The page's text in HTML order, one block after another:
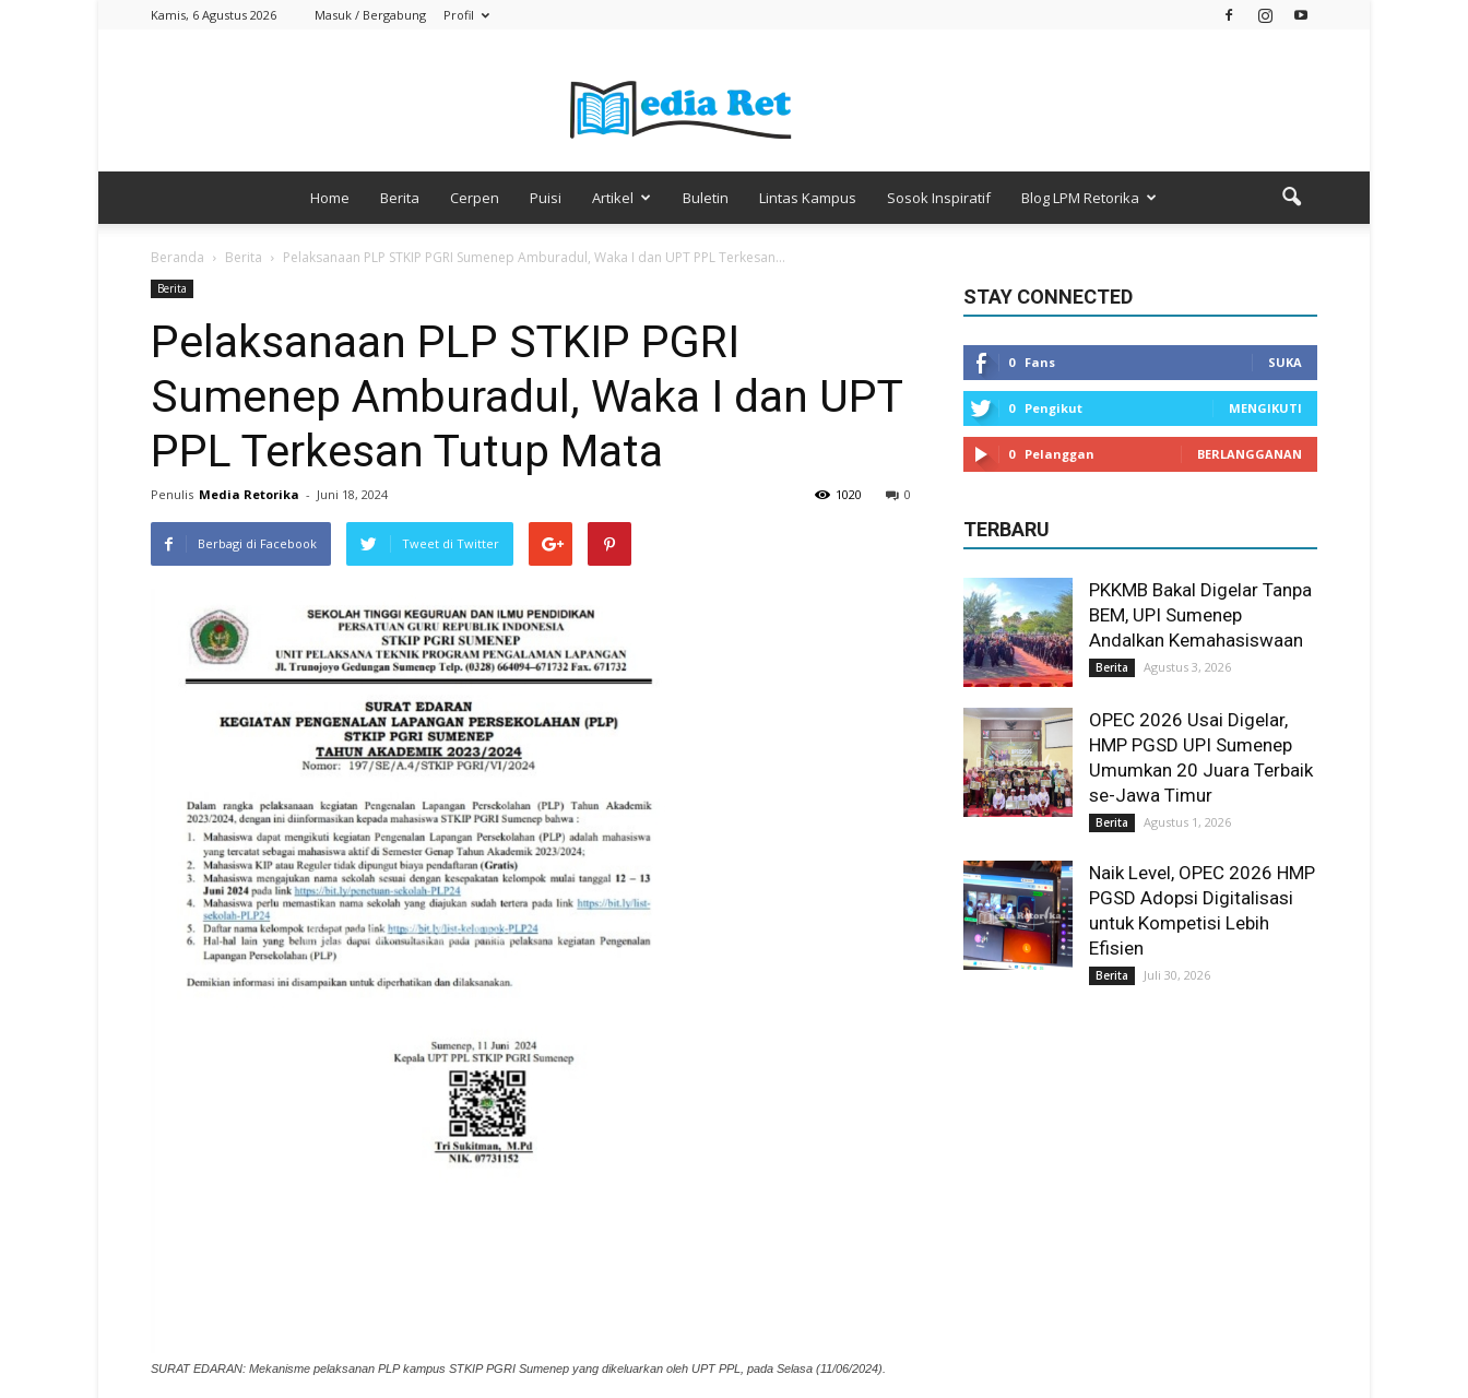
Kamis, 6 Agustus 2026 Masuk / Bergabung Profil
Media
Home Berita Cerpen Puisi Artikel Buletin Lintas Kampus Sosok Inspiratif Blog LPM Retorika
Beranda Berita Pelaksanaan PLP STKIP PGRI Sumenep Amburadul, Waka I dan UPT PPL Terkesan...
Berita
Pelaksanaan PLP STKIP PGRI
Sumenep Amburadul, Waka I dan UPT
PPL Terkesan Tutup Mata
Penulis Media Retorika - Juni 18, 2024 0
1020
Berbagi di Facebook Tweet di Twitter
SURAT EDARAN: Mekanisme pelaksanan PLP kampus STKIP PGRI Sumenep yang dikeluarkan oleh UPT PPL, pada Selasa (11/06/2024).
STAY CONNECTED
0 Fans SUKA
0 Pengikut MENGIKUTI
0 Pelanggan BERLANGGANAN
TERBARU
PKKMB Bakal Digelar Tanpa
BEM, UPI Sumenep
Andalkan Kemahasiswaan
Berita Agustus 3, 2026
OPEC 2026 Usai Digelar,
HMP PGSD UPI Sumenep
Umumkan 20 Juara Terbaik
se-Jawa Timur
Berita Agustus 1, 2026
Naik Level, OPEC 2026 HMP
PGSD Adopsi Digitalisasi
untuk Kompetisi Lebih
Efisien
Berita Juli 30, 2026